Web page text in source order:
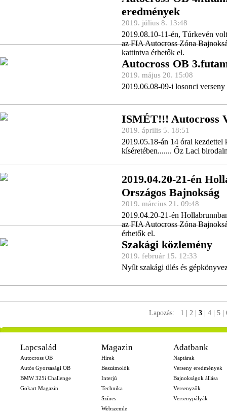
eredmények
2019. július 8. 13:48
2019.08.10-11-én, Túrkevén
az FIA Autocross Zóna
kattintva érhetők el.
Autocross OB
2019. május 20. 15:08
2019.06.08-09-i losonci verseny
ISMÉT!!! Autocross
2019. április 5. 18:51
2019.05.18-án 14 órai kezdettel
kíséretében....... Őz Laci
2019.04.20-21-én
Országos Bajnokság
2019. március 21. 09:48
2019.04.20-21-én
az FIA Autocross Zóna
érhetők el.
Szakági közlemény
2019. február 15. 12:33
Nyílt szakági ülés és
Lapozás: 1 2| 3| 4| 5|
-
Lapcsalád
Autocross OB
Autós Gyorsasági OB
BMW 325i Challenge
Gokart Magazin
Magazin
Hírek
Beszámolók
Interjú
Technika
Színes
Webszemle
Adatbank
Naptárak
Verseny eredmények
Bajnokságok állása
Versenyzők
Versenypályák